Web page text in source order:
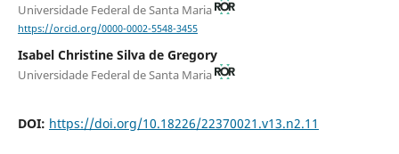
Universidade Federal de Santa Maria
https://orcid.org/0000-0002-5548-3455
Isabel Christine Silva de Gregory
Universidade Federal de Santa Maria
DOI: https://doi.org/10.18226/22370021.v13.n2.11